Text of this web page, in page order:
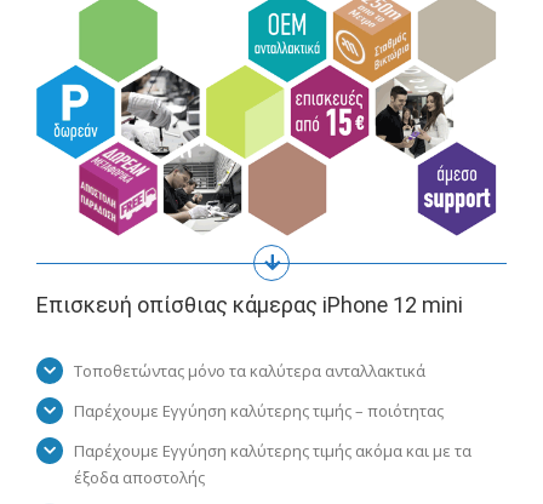
Επισκευή οπίσθιας κάμερας iPhone 12 mini
Τοποθετώντας μόνο τα καλύτερα ανταλλακτικά
Παρέχουμε Εγγύηση καλύτερης τιμής – ποιότητας
Παρέχουμε Εγγύηση καλύτερης τιμής ακόμα και με τα
έξοδα αποστολής